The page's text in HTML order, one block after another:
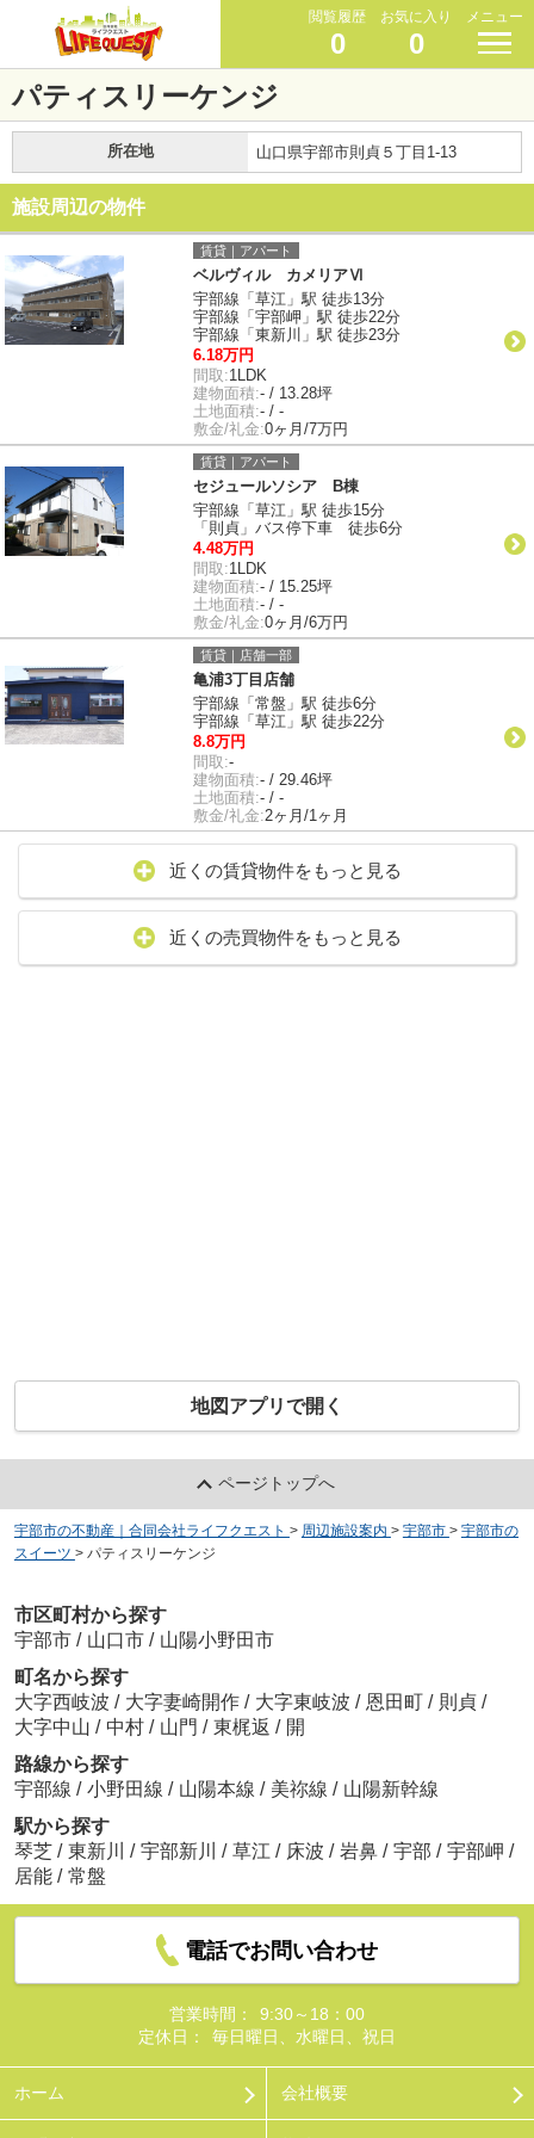
閲覧履歴
0
お気に入り
0
メニュー
パティスリーケンジ
所在地 山口県宇部市則貞５丁目1-13
施設周辺の物件
賃貸｜アパート
ベルヴィル カメリアⅥ
宇部線「草江」駅 徒歩13分
宇部線「宇部岬」駅 徒歩22分
宇部線「東新川」駅 徒歩23分
6.18万円
間取:1LDK
建物面積:- / 13.28坪
土地面積:- / -
敷金/礼金:0ヶ月/7万円
賃貸｜アパート
セジュールソシア B棟
宇部線「草江」駅 徒歩15分
「則貞」バス停下車 徒歩6分
4.48万円
間取:1LDK
建物面積:- / 15.25坪
土地面積:- / -
敷金/礼金:0ヶ月/6万円
賃貸｜店舗一部
亀浦3丁目店舗
宇部線「常盤」駅 徒歩6分
宇部線「草江」駅 徒歩22分
8.8万円
間取:-
建物面積:- / 29.46坪
土地面積:- / -
敷金/礼金:2ヶ月/1ヶ月
近くの賃貸物件をもっと見る
近くの売買物件をもっと見る
地図アプリで開く
ページトップへ
宇部市の不動産｜合同会社ライフクエスト > 周辺施設案内 > 宇部市 > 宇部市の
スイーツ > パティスリーケンジ
市区町村から探す
宇部市 / 山口市 / 山陽小野田市
町名から探す
大字西岐波 / 大字妻崎開作 / 大字東岐波 / 恩田町 / 則貞 /
大字中山 / 中村 / 山門 / 東梶返 / 開
路線から探す
宇部線 / 小野田線 / 山陽本線 / 美祢線 / 山陽新幹線
駅から探す
琴芝 / 東新川 / 宇部新川 / 草江 / 床波 / 岩鼻 / 宇部 / 宇部岬 /
居能 / 常盤
電話でお問い合わせ
営業時間：
9:30～18：00
定休日：
毎日曜日、水曜日、祝日
ホーム 会社概要